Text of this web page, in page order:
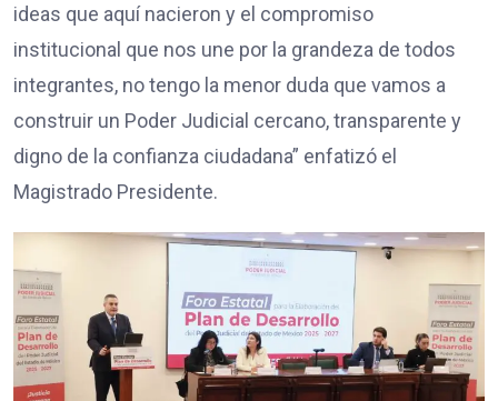
ideas que aquí nacieron y el compromiso
institucional que nos une por la grandeza de todos
integrantes, no tengo la menor duda que vamos a
construir un Poder Judicial cercano, transparente y
digno de la confianza ciudadana” enfatizó el
Magistrado Presidente.